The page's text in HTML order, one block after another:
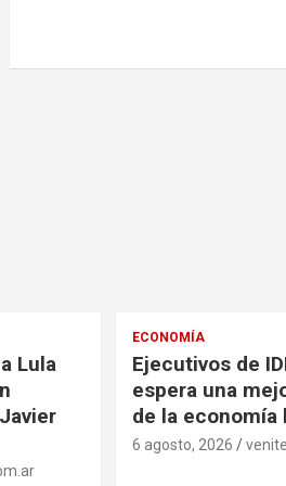
Lula
ECONOMÍA
Ejecutivos de
espera una
de la economía
6 agosto, 2026